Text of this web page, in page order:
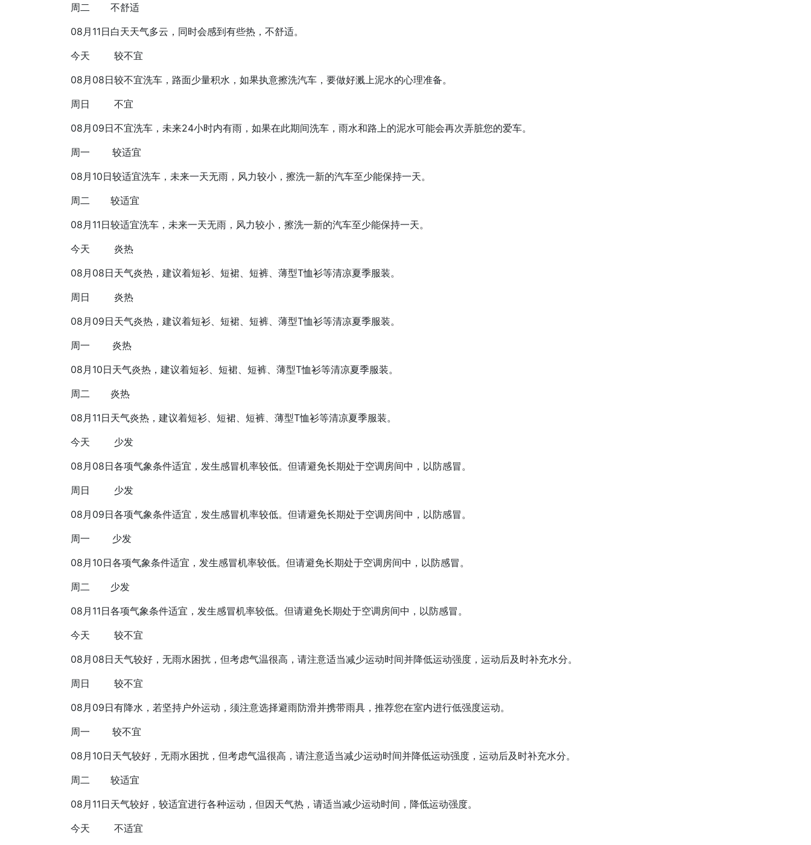
周二
08月11日
不舒适
白天天气多云，同时会感到有些热，不舒适。
今天
08月08日
较不宜
较不宜洗车，路面少量积水，如果执意擦洗汽车，要做好溅上泥水的心理准备。
周日
08月09日
不宜
不宜洗车，未来24小时内有雨，如果在此期间洗车，雨水和路上的泥水可能会再次弄脏您的爱车。
周一
08月10日
较适宜
较适宜洗车，未来一天无雨，风力较小，擦洗一新的汽车至少能保持一天。
周二
08月11日
较适宜
较适宜洗车，未来一天无雨，风力较小，擦洗一新的汽车至少能保持一天。
今天
08月08日
炎热
天气炎热，建议着短衫、短裙、短裤、薄型T恤衫等清凉夏季服装。
周日
08月09日
炎热
天气炎热，建议着短衫、短裙、短裤、薄型T恤衫等清凉夏季服装。
周一
08月10日
炎热
天气炎热，建议着短衫、短裙、短裤、薄型T恤衫等清凉夏季服装。
周二
08月11日
炎热
天气炎热，建议着短衫、短裙、短裤、薄型T恤衫等清凉夏季服装。
今天
08月08日
少发
各项气象条件适宜，发生感冒机率较低。但请避免长期处于空调房间中，以防感冒。
周日
08月09日
少发
各项气象条件适宜，发生感冒机率较低。但请避免长期处于空调房间中，以防感冒。
周一
08月10日
少发
各项气象条件适宜，发生感冒机率较低。但请避免长期处于空调房间中，以防感冒。
周二
08月11日
少发
各项气象条件适宜，发生感冒机率较低。但请避免长期处于空调房间中，以防感冒。
今天
08月08日
较不宜
天气较好，无雨水困扰，但考虑气温很高，请注意适当减少运动时间并降低运动强度，运动后及时补充水分。
周日
08月09日
较不宜
有降水，若坚持户外运动，须注意选择避雨防滑并携带雨具，推荐您在室内进行低强度运动。
周一
08月10日
较不宜
天气较好，无雨水困扰，但考虑气温很高，请注意适当减少运动时间并降低运动强度，运动后及时补充水分。
周二
08月11日
较适宜
天气较好，较适宜进行各种运动，但因天气热，请适当减少运动时间，降低运动强度。
今天
不适宜